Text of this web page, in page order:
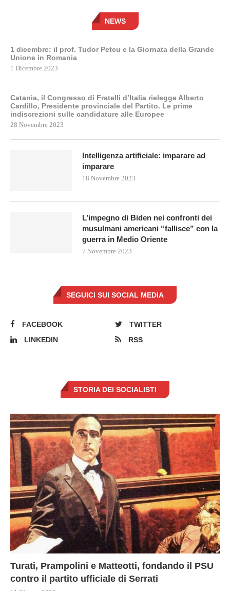
NEWS
1 dicembre: il prof. Tudor Petcu e la Giornata della Grande
Unione in Romania
1 Dicembre 2023
Catania, il Congresso di Fratelli d’Italia rielegge Alberto
Cardillo, Presidente provinciale del Partito. Le prime
indiscrezioni sulle candidature alle Europee
28 Novembre 2023
Intelligenza artificiale: imparare ad
imparare
18 Novembre 2023
L’impegno di Biden nei confronti dei
musulmani americani “fallisce” con la
guerra in Medio Oriente
7 Novembre 2023
SEGUICI SUI SOCIAL MEDIA
FACEBOOK
TWITTER
LINKEDIN
RSS
STORIA DEI SOCIALISTI
Turati, Prampolini e Matteotti, fondando il PSU
contro il partito ufficiale di Serrati